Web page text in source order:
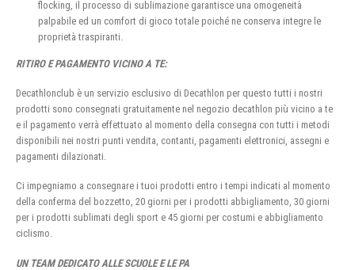
flocking, il processo di sublimazione garantisce una omogeneità
palpabile ed un comfort di gioco totale poiché ne conserva integre le
proprietà traspiranti.
RITIRO E PAGAMENTO VICINO A TE:
Decathlonclub è un servizio esclusivo di Decathlon per questo tutti i nostri
prodotti sono consegnati gratuitamente nel negozio decathlon più vicino a te
e il pagamento verrà effettuato al momento della consegna con tutti i metodi
disponibili nei nostri punti vendita, contanti, pagamenti elettronici, assegni e
pagamenti dilazionati.
Ci impegniamo a consegnare i tuoi prodotti entro i tempi indicati al momento
della conferma del bozzetto, 20 giorni per i prodotti abbigliamento, 30 giorni
per i prodotti sublimati degli sport e 45 giorni per costumi e abbigliamento
ciclismo.
UN TEAM DEDICATO ALLE SCUOLE E LE PA